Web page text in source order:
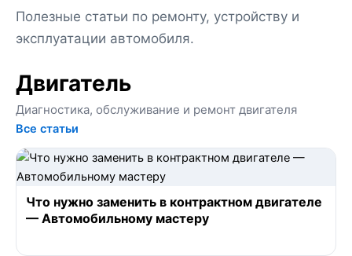
Полезные статьи по ремонту, устройству и
эксплуатации автомобиля.
Двигатель
Диагностика, обслуживание и ремонт двигателя
Все статьи
Что нужно заменить в контрактном двигателе
— Автомобильному мастеру